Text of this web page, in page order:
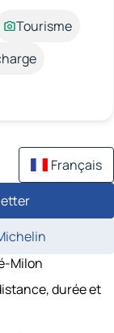
Tourisme
Français
Milon
durée et